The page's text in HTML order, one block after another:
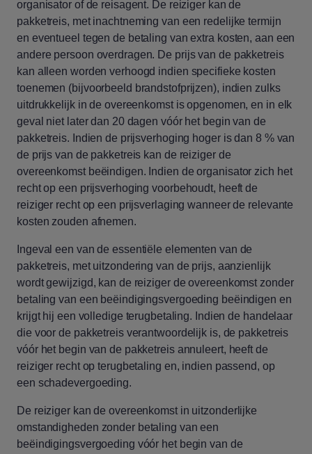
organisator of de reisagent. De reiziger kan de
pakketreis, met inachtneming van een redelijke termijn
en eventueel tegen de betaling van extra kosten, aan een
andere persoon overdragen. De prijs van de pakketreis
kan alleen worden verhoogd indien specifieke kosten
toenemen (bijvoorbeeld brandstofprijzen), indien zulks
uitdrukkelijk in de overeenkomst is opgenomen, en in elk
geval niet later dan 20 dagen vóór het begin van de
pakketreis. Indien de prijsverhoging hoger is dan 8 % van
de prijs van de pakketreis kan de reiziger de
overeenkomst beëindigen. Indien de organisator zich het
recht op een prijsverhoging voorbehoudt, heeft de
reiziger recht op een prijsverlaging wanneer de relevante
kosten zouden afnemen.
Ingeval een van de essentiële elementen van de
pakketreis, met uitzondering van de prijs, aanzienlijk
wordt gewijzigd, kan de reiziger de overeenkomst zonder
betaling van een beëindigingsvergoeding beëindigen en
krijgt hij een volledige terugbetaling. Indien de handelaar
die voor de pakketreis verantwoordelijk is, de pakketreis
vóór het begin van de pakketreis annuleert, heeft de
reiziger recht op terugbetaling en, indien passend, op
een schadevergoeding.
De reiziger kan de overeenkomst in uitzonderlijke
omstandigheden zonder betaling van een
beëindigingsvergoeding vóór het begin van de